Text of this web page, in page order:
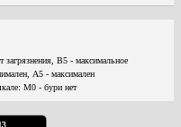
загрязнения, В5 - максимальное
А5 - максимален
М0 - бури нет